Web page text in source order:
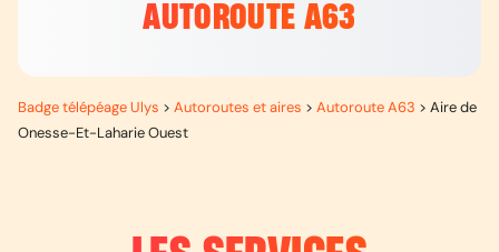
AUTOROUTE A63
Badge télépéage Ulys > Autoroutes et aires > Autoroute A63 > Aire de
Onesse-Et-Laharie Ouest